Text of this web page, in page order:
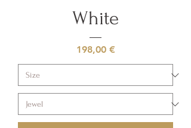
White
Prezzo
198,00 €